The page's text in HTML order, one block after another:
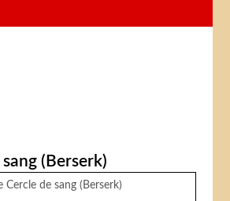
sang (Berserk)
Cercle de sang (Berserk)